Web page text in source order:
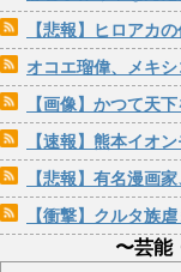
【悲報】ヒロアカ
オコエ瑠偉、メキシコに
【画像】かつて天
【速報】熊本イオ
【悲報】有名漫画家、がんを
【衝撃】クルタ族虐 殺の犯
〜芸能